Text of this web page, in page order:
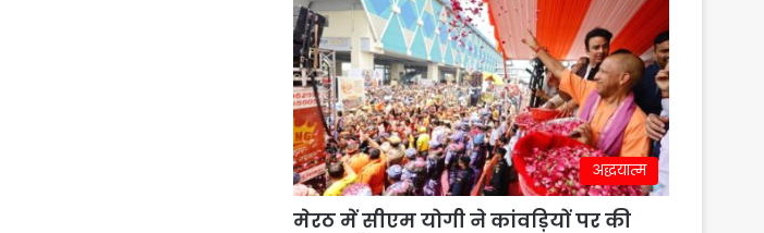
अद्धयात्म
मेरठ में सीएम योगी ने कांवड़ियों पर की